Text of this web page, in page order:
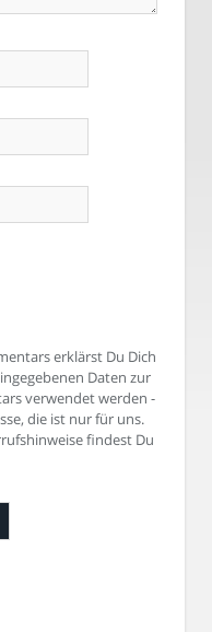
erklärst Du Dich
Daten zur
verwendet werden -
die ist nur für uns.
findest Du